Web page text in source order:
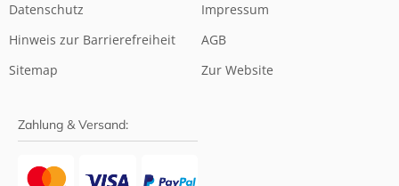
Datenschutz
Hinweis zur Barrierefreiheit
Sitemap
Impressum
AGB
Zur Website
Zahlung & Versand: